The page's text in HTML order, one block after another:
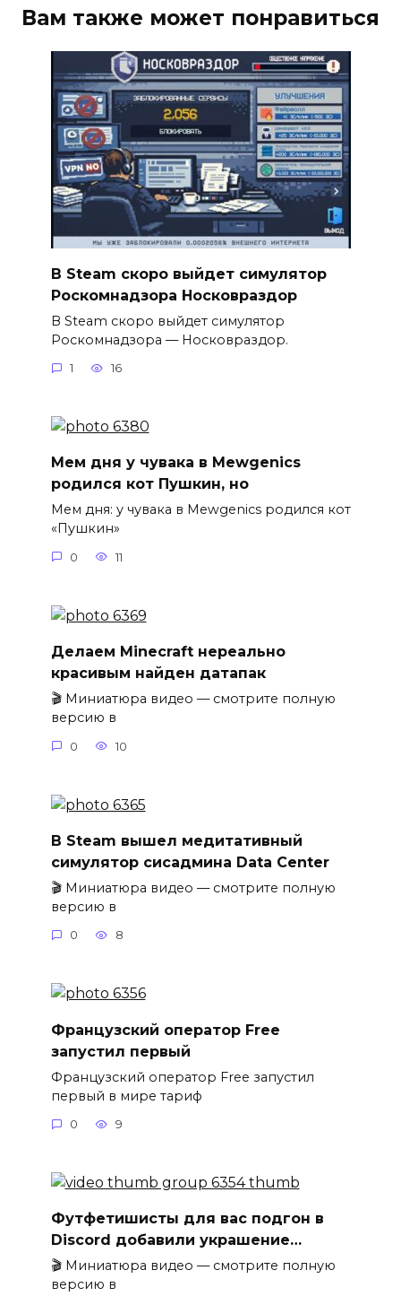
Вам также может понравиться
В Steam скоро выйдет симулятор
Роскомнадзора Носковраздор
В Steam скоро выйдет симулятор
Роскомнадзора — Носковраздор.
1 16
Мем дня у чувака в Mewgenics
родился кот Пушкин, но
Мем дня: у чувака в Mewgenics родился кот
«Пушкин»
0 11
Делаем Minecraft нереально
красивым найден датапак
🎬 Миниатюра видео — смотрите полную
версию в
0 10
В Steam вышел медитативный
симулятор сисадмина Data Center
🎬 Миниатюра видео — смотрите полную
версию в
0 8
Французский оператор Free
запустил первый
Французский оператор Free запустил
первый в мире тариф
0 9
Футфетишисты для вас подгон в
Discord добавили украшение…
🎬 Миниатюра видео — смотрите полную
версию в